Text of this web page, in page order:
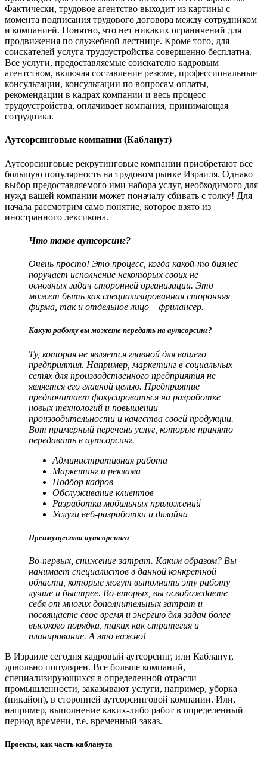
Фактически, трудовое агентство выходит из картины с
момента подписания трудового договора между сотрудником
и компанией. Понятно, что нет никаких ограничений для
продвижения по служебной лестнице. Кроме того, для
соискателей услуга трудоустройства совершенно бесплатна.
Все услуги, предоставляемые соискателю кадровым
агентством, включая составление резюме, профессиональные
консультации, консультации по вопросам оплаты,
рекомендации в кадрах компании и весь процесс
трудоустройства, оплачивает компания, принимающая
сотрудника.
Аутсорсинговые компании (Кабланут)
Аутсорсинговые рекрутинговые компании приобретают все
большую популярность на трудовом рынке Израиля. Однако
выбор предоставляемого ими набора услуг, необходимого для
нужд вашей компании может поначалу сбивать с толку! Для
начала рассмотрим само понятие, которое взято из
иностранного лексикона.
Что такое аутсорсинг?
Очень просто! Это процесс, когда какой-то бизнес
поручает исполнение некоторых своих не
основных задач сторонней организации. Это
может быть как специализированная сторонняя
фирма, так и отдельное лицо – фрилансер.
Какую работу вы можете передать на аутсорсинг?
Ту, которая не является главной для вашего
предприятия. Например, маркетинг в социальных
сетях для производственного предприятия не
является его главной целью. Предприятие
предпочитает фокусироваться на разработке
новых технологий и повышении
производительности и качества своей продукции.
Вот примерный перечень услуг, которые принято
передавать в аутсорсинг.
Административная работа
Маркетинг и реклама
Подбор кадров
Обслуживание клиентов
Разработка мобильных приложений
Услуги веб-разработки и дизайна
Преимущества аутсорсинга
Во-первых, снижение затрат. Каким образом? Вы
нанимает специалистов в данной конкретной
области, которые могут выполнить эту работу
лучше и быстрее. Во-вторых, вы освобождаете
себя от многих дополнительных затрат и
посвящаете свое время и энергию для задач более
высокого порядка, таких как стратегия и
планирование. А это важно!
В Израиле сегодня кадровый аутсорсинг, или Кабланут,
довольно популярен. Все больше компаний,
специализирующихся в определенной отрасли
промышленности, заказывают услуги, например, уборка
(никайон), в сторонней аутсорсинговой компании. Или,
например, выполнение каких-либо работ в определенный
период времени, т.е. временный заказ.
Проекты, как часть кабланута